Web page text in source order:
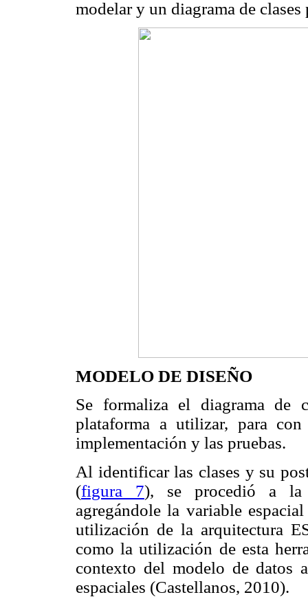
modelar y un diagrama de
MODELO DE DISEÑO
Se formaliza el diagrama de
plataforma a utilizar, para
implementación y las pruebas.
Al identificar las clases y su
(figura 7), se procedió a la
agregándole la variable
utilización de la arquitectura
como la utilización de esta
contexto del modelo de datos
espaciales (Castellanos, 2010).